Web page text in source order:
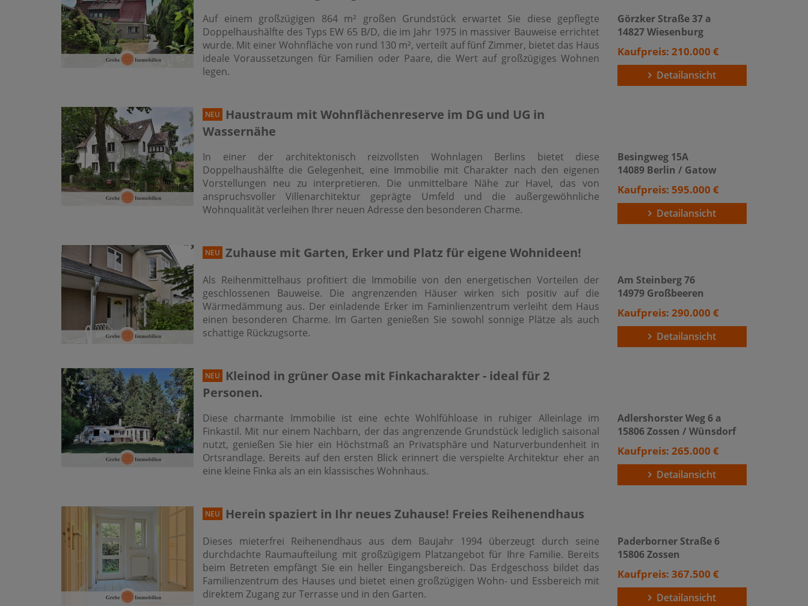
Auf einem großzügigen 864 m² großen Grundstück erwartet Sie diese gepflegte
Doppelhaushälfte des Typs EW 65 B/D, die im Jahr 1975 in massiver Bauweise errichtet
wurde. Mit einer Wohnfläche von rund 130 m², verteilt auf fünf Zimmer, bietet das Haus
ideale Voraussetzungen für Familien oder Paare, die Wert auf großzügiges Wohnen
legen.
Görzker Straße 37 a
14827 Wiesenburg
Kaufpreis: 210.000 €
Detailansicht
NEU
Haustraum mit Wohnflächenreserve im DG und UG in
Wassernähe
In einer der architektonisch reizvollsten Wohnlagen Berlins bietet diese
Doppelhaushälfte die Gelegenheit, eine Immobilie mit Charakter nach den eigenen
Vorstellungen neu zu interpretieren. Die unmittelbare Nähe zur Havel, das von
anspruchsvoller Villenarchitektur geprägte Umfeld und die außergewöhnliche
Wohnqualität verleihen Ihrer neuen Adresse den besonderen Charme.
Besingweg 15A
14089 Berlin / Gatow
Kaufpreis: 595.000 €
Detailansicht
NEU Zuhause mit Garten, Erker und Platz für eigene Wohnideen!
Als Reihenmittelhaus profitiert die Immobilie von den energetischen Vorteilen der
geschlossenen Bauweise. Die angrenzenden Häuser wirken sich positiv auf die
Wärmedämmung aus. Der einladende Erker im Faminlienzentrum verleiht dem Haus
einen besonderen Charme. Im Garten genießen Sie sowohl sonnige Plätze als auch
schattige Rückzugsorte.
Am Steinberg 76
14979 Großbeeren
Kaufpreis: 290.000 €
Detailansicht
NEU
Kleinod in grüner Oase mit Finkacharakter - ideal für 2
Personen.
Diese charmante Immobilie ist eine echte Wohlfühloase in ruhiger Alleinlage im
Finkastil. Mit nur einem Nachbarn, der das angrenzende Grundstück lediglich saisonal
nutzt, genießen Sie hier ein Höchstmaß an Privatsphäre und Naturverbundenheit in
Ortsrandlage. Bereits auf den ersten Blick erinnert die verspielte Architektur eher an
eine kleine Finka als an ein klassisches Wohnhaus.
Adlershorster Weg 6 a
15806 Zossen / Wünsdorf
Kaufpreis: 265.000 €
Detailansicht
NEU Herein spaziert in Ihr neues Zuhause! Freies Reihenendhaus
Dieses mieterfrei Reihenendhaus aus dem Baujahr 1994 überzeugt durch seine
durchdachte Raumaufteilung mit großzügigem Platzangebot für Ihre Familie. Bereits
beim Betreten empfängt Sie ein heller Eingangsbereich. Das Erdgeschoss bildet das
Familienzentrum des Hauses und bietet einen großzügigen Wohn- und Essbereich mit
direktem Zugang zur Terrasse und in den Garten.
Paderborner Straße 6
15806 Zossen
Kaufpreis: 367.500 €
Detailansicht